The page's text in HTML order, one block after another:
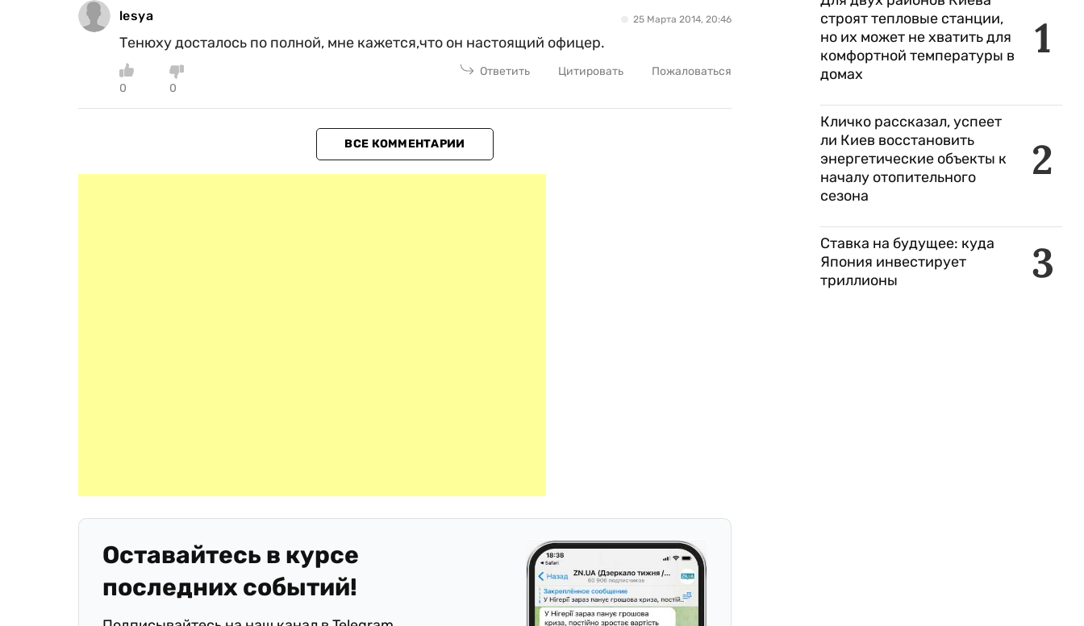
lesya 25 Марта 2014, 20:46
Тенюху досталось по полной, мне кажется,что он настоящий офицер.
0 0
Ответить Цитировать Пожаловаться
ВСЕ КОММЕНТАРИИ
Оставайтесь в курсе
последних событий!
1
строят тепловые станции,
но их может не хватить для
комфортной температуры в
домах
2
Кличко рассказал, успеет
ли Киев восстановить
энергетические объекты к
началу отопительного
сезона
3
Ставка на будущее: куда
Япония инвестирует
триллионы